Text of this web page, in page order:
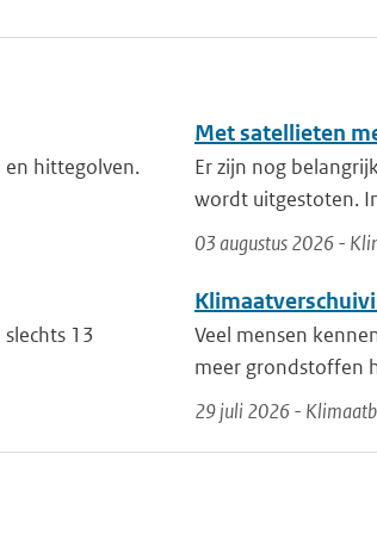
en hittegolven.
Met satellieten
Er zijn nog
wordt uitgestoten.
03 augustus 2026 -
13
Veel mensen
meer grondstoffen
29 juli 2026 -